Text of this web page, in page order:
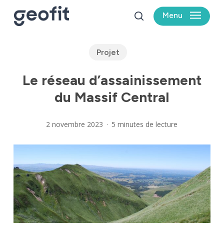
search
Menu
Projet
Le réseau d’assainissement
du Massif Central
2 novembre 2023 5 minutes de lecture